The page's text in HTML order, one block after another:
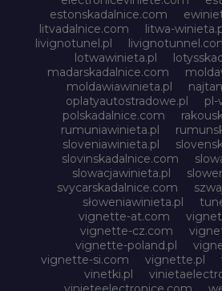
estonskadalnice.com
litvadalnice.com
litwa-
livignotunel.pl
lotwawinieta.pl
madarskadalnice.com
moldawiawinieta.pl
oplatyautostradowe.pl
polskadalnice.com
rumuniawinieta.pl
sloveniawinieta.pl
slovinskadalnice.com
slowacjawinieta.pl
svycarskadalnice.com
słoweniawinieta.pl
vignette-at.com
vignette-cz.com
vignette-poland.pl
vignette-si.com
vignette.pl
vinetki.pl